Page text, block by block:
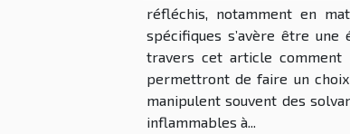
réfléchis, notamment en
spécifiques s’avère être
travers cet article comment
permettront de faire un
manipulent souvent des
inflammables à...